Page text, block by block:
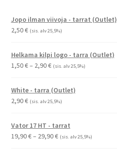
Jopo ilman viivoja - tarrat (Outlet)
2,50€ (sis. alv 25,5%)
Helkama kilpi logo - tarra (Outlet)
1,50€– 2,90€Hintaluokka:
-
(sis. alv 25,5%)
White - tarra (Outlet)
2,90€ (sis. alv 25,5%)
Vator 17 HT - tarrat
19,90€– 29,90€Hintaluokka:
(sis. alv 25,5%)